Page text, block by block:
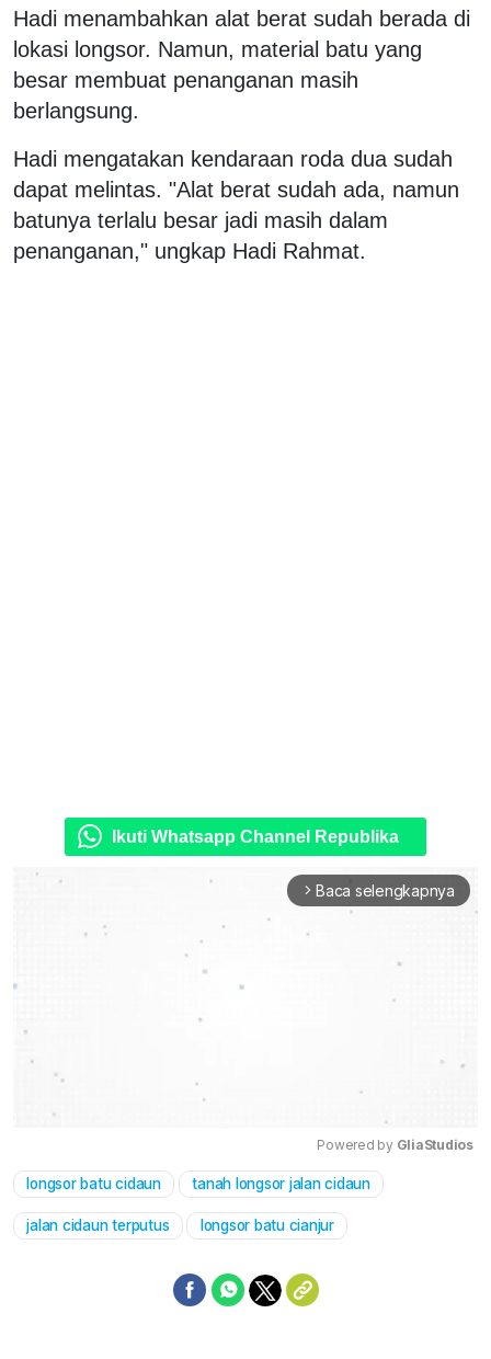
Hadi menambahkan alat berat sudah berada di
lokasi longsor. Namun, material batu yang
besar membuat penanganan masih
berlangsung.
Hadi mengatakan kendaraan roda dua sudah
dapat melintas. "Alat berat sudah ada, namun
batunya terlalu besar jadi masih dalam
penanganan," ungkap Hadi Rahmat.
Ikuti Whatsapp Channel Republika
arrow_forward_ios Baca selengkapnya
Powered by GliaStudios
longsor batu cidaun tanah longsor jalan cidaun
jalan cidaun terputus longsor batu cianjur